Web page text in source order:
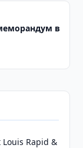
в
Louis Rapid &